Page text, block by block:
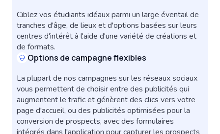
Ciblez vos étudiants idéaux parmi un large éventail de
tranches d'âge, de lieux et d'options basées sur leurs
centres d'intérêt à l'aide d'une variété de créations et
de formats.
Options de campagne flexibles
La plupart de nos campagnes sur les réseaux sociaux
vous permettent de choisir entre des publicités qui
augmentent le trafic et génèrent des clics vers votre
page d'accueil, ou des publicités optimisées pour la
conversion de prospects, avec des formulaires